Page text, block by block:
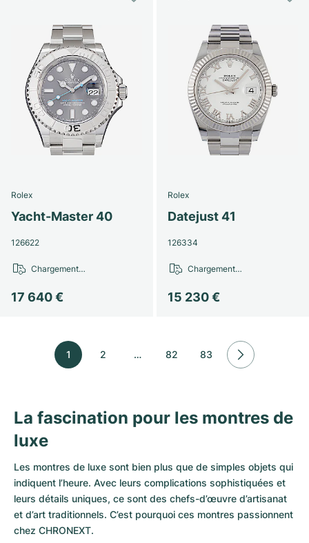
Rolex
Yacht-Master 40
126622
17 640 €
Chargement…
Rolex
Datejust 41
126334
15 230 €
Chargement…
1 2 … 82 83
La fascination pour les montres de
luxe
Les montres de luxe sont bien plus que de simples objets qui
indiquent l’heure. Avec leurs complications sophistiquées et
leurs détails uniques, ce sont des chefs-d’œuvre d’artisanat
et d’art traditionnels. C’est pourquoi ces montres passionnent
chez CHRONEXT.